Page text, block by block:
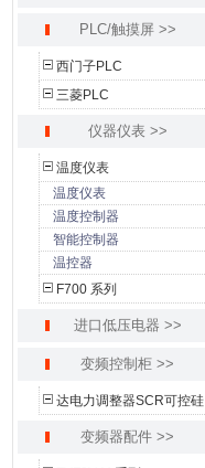
PLC/触摸屏 >>
西门子PLC
三菱PLC
仪器仪表 >>
温度仪表
温度仪表
温度控制器
智能控制器
温控器
F700 系列
进口低压电器 >>
变频控制柜 >>
达电力调整器SCR可控硅
变频器配件 >>